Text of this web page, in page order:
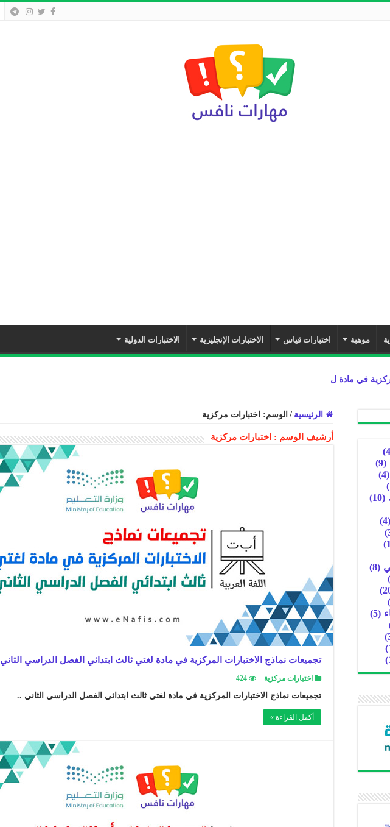
موهبة اختبارات قياس الاختبارات الإنجليزية الاختبارات الدولية
في مادة لغتي ثالث ابتدائي الفصل الدر
الرئيسية / الوسم: اختبارات مركزية
أرشيف الوسم : اختبارات مركزية
تجميعات نماذج الاختبارات المركزية في مادة لغتي ثالث ابتدائي الفصل الدراسي الثاني
اختبارات مركزية 424
تجميعات نماذج الاختبارات المركزية في مادة لغتي ثالث ابتدائي الفصل الدراسي الثاني ..
أكمل القراءة »
(9)
(4)
(10)
(4)
(8)
(5)